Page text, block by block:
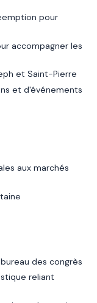
pour
accompagner les
et Saint-Pierre
et d'événements
aux marchés
des congrès
reliant